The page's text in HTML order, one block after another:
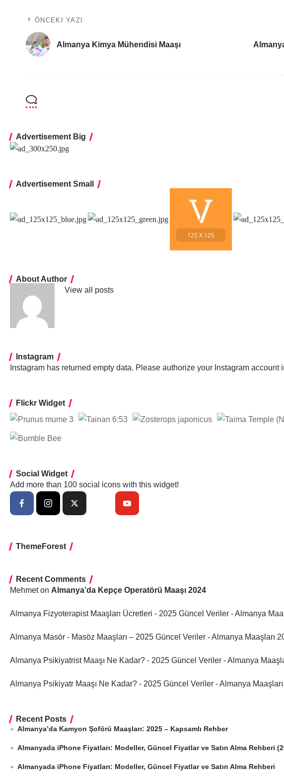
ÖNCEKI YAZI
Almanya Kimya Mühendisi Maaşı
Advertisement Big
Advertisement Small
About Author
View all posts
Instagram
Instagram has returned empty data. Please authorize your Instagram account
Flickr Widget
Social Widget
Add more than 100 social icons with this widget!
ThemeForest
Recent Comments
Mehmeton Almanya’da Kepçe Operatörü Maaşı 2024
Almanya Fizyoterapist Maaşları Ücretleri - 2025 Güncel Veriler - Almanya
Almanya Masör - Masöz Maaşları – 2025 Güncel Veriler - Almanya Maaşları
Almanya Psikiyatrist Maaşı Ne Kadar? - 2025 Güncel Veriler - Almanya
Almanya Psikiyatr Maaşı Ne Kadar? - 2025 Güncel Veriler - Almanya
Recent Posts
Almanya’da Kamyon Şoförü Maaşları: 2025 – Kapsamlı Rehber
Almanyada iPhone Fiyatları: Modeller, Güncel Fiyatlar ve Satın Alma Rehberi
Almanyada iPhone Fiyatları: Modeller, Güncel Fiyatlar ve Satın Alma Rehberi